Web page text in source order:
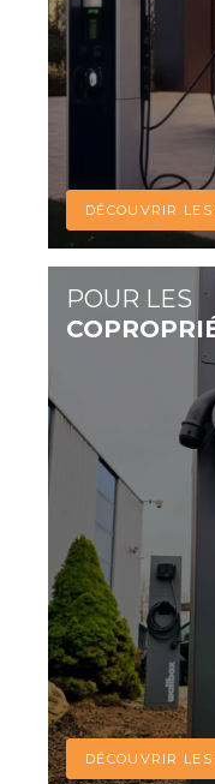
DÉCOUVRIR
POUR LES
DÉCOUVRIR